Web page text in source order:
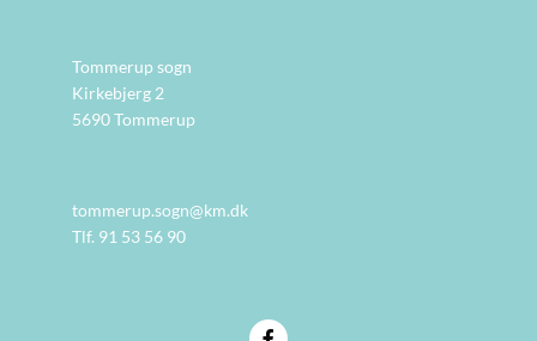
Tommerup sogn
Kirkebjerg 2
5690 Tommerup
tommerup.sogn@km.dk
Tlf. 91 53 56 90